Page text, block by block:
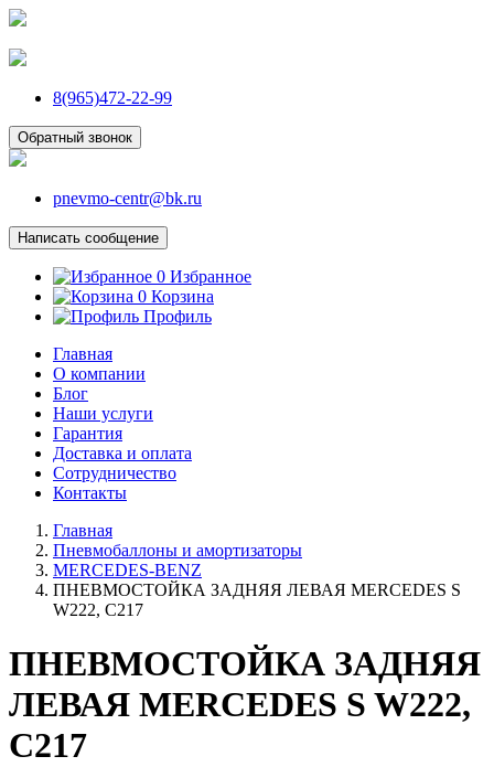
8(965)472-22-99
Обратный звонок
pnevmo-centr@bk.ru
Написать сообщение
0 Избранное
0 Корзина
Профиль
Главная
О компании
Блог
Наши услуги
Гарантия
Доставка и оплата
Сотрудничество
Контакты
Главная
Пневмобаллоны и амортизаторы
MERCEDES-BENZ
ПНЕВМОСТОЙКА ЗАДНЯЯ ЛЕВАЯ MERCEDES S
W222, C217
ПНЕВМОСТОЙКА ЗАДНЯЯ
ЛЕВАЯ MERCEDES S W222,
C217